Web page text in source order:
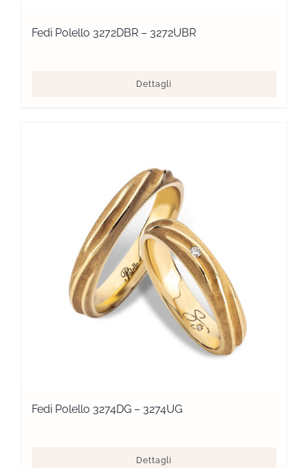
Fedi Polello 3272DBR – 3272UBR
Dettagli
Fedi Polello 3274DG – 3274UG
Dettagli